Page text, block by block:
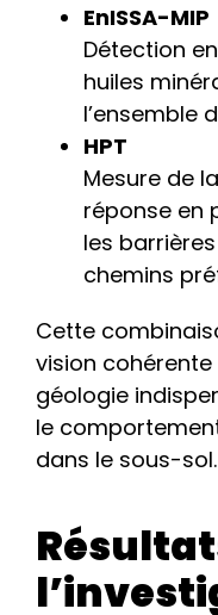
EnISSA-MIP
Détection
huiles
l’ensemble
HPT
Mesure de
réponse en
les
chemins
Cette
vision
géologie
le
dans le sous-sol.